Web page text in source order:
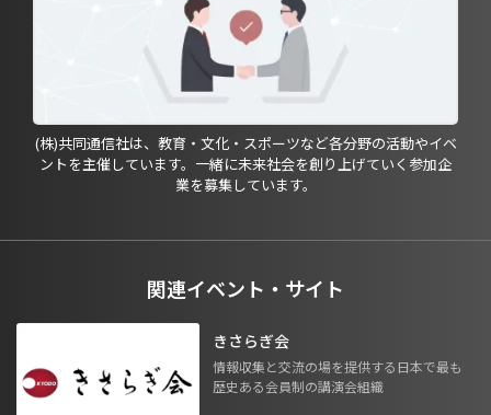
(株)共同通信社は、教育・文化・スポーツなど各分野の活動やイベ
ントを主催しています。一緒に未来社会を創り上げていく参加企
業を募集しています。
関連イベント・サイト
きさらぎ会
情報収集と交流の場を提供する日本で最も
歴史ある会員制の講演会組織